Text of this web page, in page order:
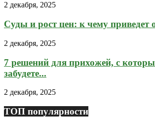
2 декабря, 2025
Суды и рост цен: к чему приведет
2 декабря, 2025
7 решений для прихожей, с
забудете...
2 декабря, 2025
ТОП популярности